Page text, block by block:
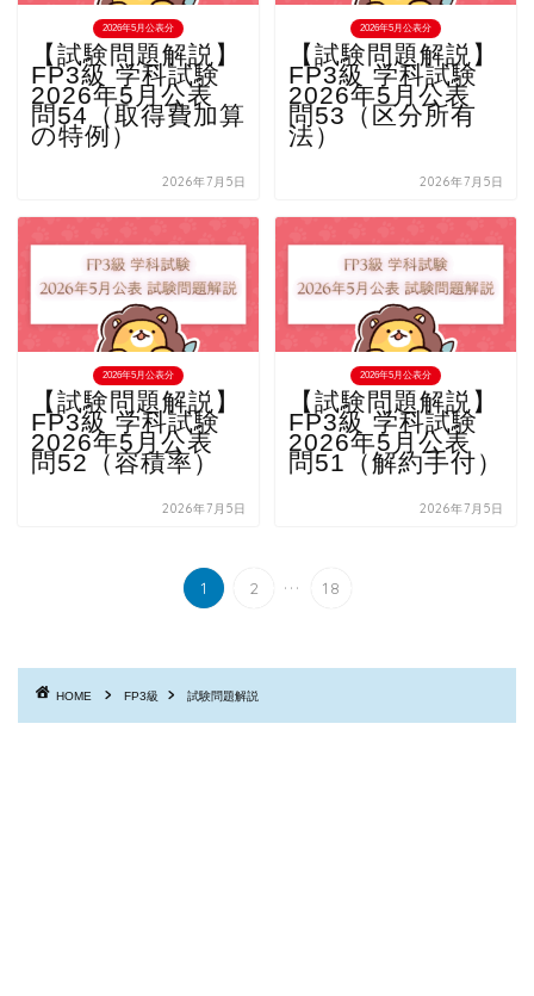
2026年5月公表分
【試験問題解説】
FP3級 学科試験
2026年5月公表
問54（取得費加算
の特例）
2026年7月5日
2026年5月公表分
【試験問題解説】
FP3級 学科試験
2026年5月公表
問53（区分所有
法）
2026年7月5日
2026年5月公表分
【試験問題解説】
FP3級 学科試験
2026年5月公表
問52（容積率）
2026年7月5日
2026年5月公表分
【試験問題解説】
FP3級 学科試験
2026年5月公表
問51（解約手付）
2026年7月5日
1 2 ... 18
HOME FP3級 試験問題解説